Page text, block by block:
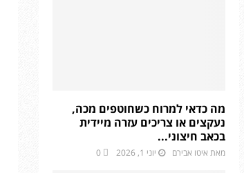
מה כדאי למרוח כשחוטפים מכה,
נעקצים או צריכים עזרה מיידית
בכאב חיצוני...
מאת איטו אבירם יוני 1, 2026 0